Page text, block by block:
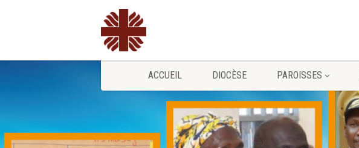
ACCUEIL DIOCÈSE PAROISSES